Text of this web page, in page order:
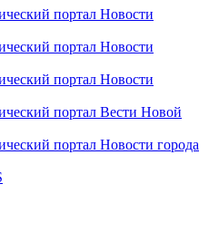
портал Новости
портал Новости
портал Новости
портал Вести Новой
портал Новости города